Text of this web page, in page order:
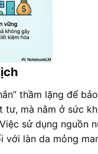
thầm lặng để
tư, mà nằm ở sức
sử dụng nguồn
với làn da mỏng